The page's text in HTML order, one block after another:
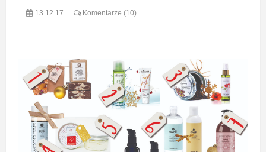
13.12.17 Komentarze (10)